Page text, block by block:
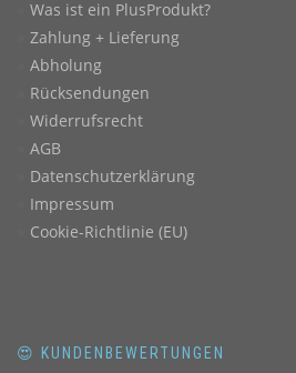
Was ist ein PlusProdukt?
Zahlung + Lieferung
Abholung
Rücksendungen
Widerrufsrecht
AGB
Datenschutzerklärung
Impressum
Cookie-Richtlinie (EU)
😍 KUNDENBEWERTUNGEN